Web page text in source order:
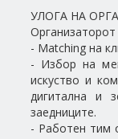
УЛОГА НА
- Matching на
- Избор на
искуство и
дигитална и
заедниците.
- Работен тим